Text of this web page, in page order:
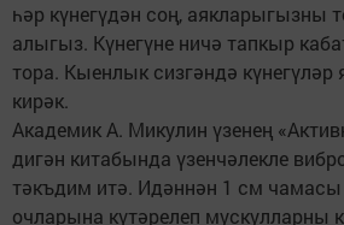
һәр күнегүдән соң, аякларыгызны
алыгыз. Күнегүне ничә тапкыр
тора. Кыенлык сизгәндә күнегүләр
кирәк.
Академик А. Микулин үзенең
дигән китабында үзенчәлекле
тәкъдим итә. Идәннән 1 см чамасы
очларына күтәрелеп мускулларны